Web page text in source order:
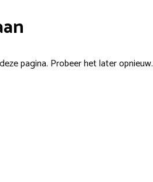
pagina. Probeer het later opnieuw.